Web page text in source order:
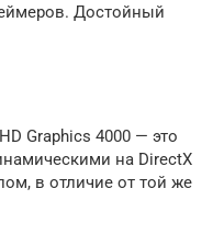
Достойный
Graphics 4000 — это
на DirectX
в отличие от той же